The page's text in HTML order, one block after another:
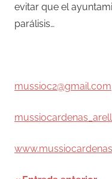
evitar que el
parálisis…
mussioc2@gmail.com